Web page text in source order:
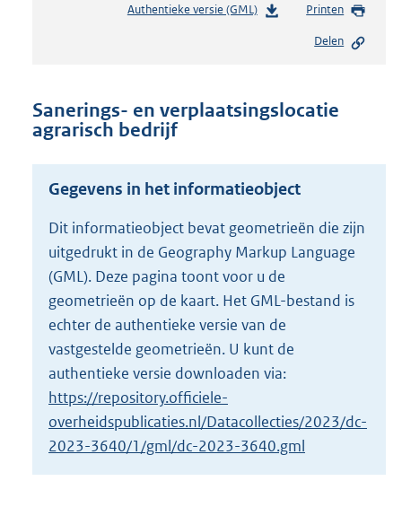
Authentieke versie (GML)b
n
d
o
t
t
e
:
2
6
K
b
Printen
Delen
Sanerings- en verplaatsingslocatie
agrarisch bedrijf
Gegevens in het informatieobject
Dit informatieobject bevat geometrieën die zijn
uitgedrukt in de Geography Markup Language
(GML). Deze pagina toont voor u de
geometrieën op de kaart. Het GML-bestand is
echter de authentieke versie van de
vastgestelde geometrieën. U kunt de
authentieke versie downloaden via:
https://repository.officiele-
overheidspublicaties.nl/Datacollecties/2023/dc-
2023-3640/1/gml/dc-2023-3640.gml